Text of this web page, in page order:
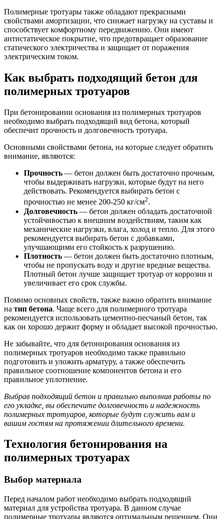
Полимерные тротуары также обладают прекрасными
свойствами амортизации, что снижает нагрузку на суставы и
способствует комфортному передвижению. Они имеют
антистатическое покрытие, что предотвращает образование
статического электричества и защищает от поражения
электрическим током.
Как выбрать подходящий бетон для
полимерных тротуаров
При бетонировании основания из полимерных тротуаров
необходимо выбрать подходящий вид бетона, который
обеспечит прочность и долговечность тротуара.
Основными свойствами бетона, на которые следует обратить
внимание, являются:
Прочность — бетон должен быть достаточно прочным,
чтобы выдерживать нагрузки, которые будут на него
действовать. Рекомендуется выбирать бетон с
прочностью не менее 200-250 кг/см2.
Долговечность — бетон должен обладать достаточной
устойчивостью к внешним воздействиям, таким как
механические нагрузки, влага, холод и тепло. Для этого
рекомендуется выбирать бетон с добавками,
улучшающими его стойкость к разрушению.
Плотность — бетон должен быть достаточно плотным,
чтобы не пропускать воду и другие вредные вещества.
Плотный бетон лучше защищает тротуар от коррозии и
увеличивает его срок службы.
Помимо основных свойств, также важно обратить внимание
на тип бетона. Чаще всего для полимерного тротуара
рекомендуется использовать цементно-песчаный бетон, так
как он хорошо держит форму и обладает высокой прочностью.
Не забывайте, что для бетонирования основания из
полимерных тротуаров необходимо также правильно
подготовить и уложить арматуру, а также обеспечить
правильное соотношение компонентов бетона и его
правильное уплотнение.
Выбрав подходящий бетон и правильно выполнив работы по
его укладке, вы обеспечите долговечность и надежность
полимерных тротуаров, которые будут служить вам и
вашим гостям на протяжении длительного времени.
Технология бетонирования на
полимерных тротуарах
Выбор материала
Перед началом работ необходимо выбрать подходящий
материал для устройства тротуара. В данном случае
полимерные тротуары являются оптимальным решением. Они